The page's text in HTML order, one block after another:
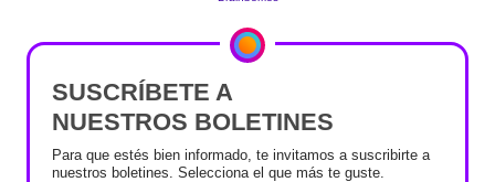
SUSCRÍBETE A
NUESTROS BOLETINES
Para que estés bien informado, te invitamos a suscribirte a
nuestros boletines. Selecciona el que más te guste.